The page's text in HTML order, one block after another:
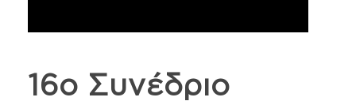
16ο Συνέδριο